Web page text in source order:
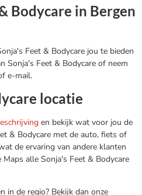
Bodycare in Bergen
Feet & Bodycare jou te bieden
Sonja's Feet & Bodycare of neem
e-mail.
locatie
en bekijk wat voor jou de
& Bodycare met de auto, fiets of
de ervaring van andere klanten
alle Sonja's Feet & Bodycare
in de regio? Bekijk dan onze